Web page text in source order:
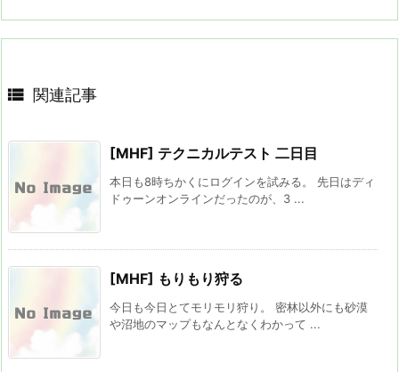
 関連記事
[MHF] テクニカルテスト 二日目
本日も8時ちかくにログインを試みる。 先日はディ
ドゥーンオンラインだったのが、3 ...
[MHF] もりもり狩る
今日も今日とてモリモリ狩り。 密林以外にも砂漠
や沼地のマップもなんとなくわかって ...